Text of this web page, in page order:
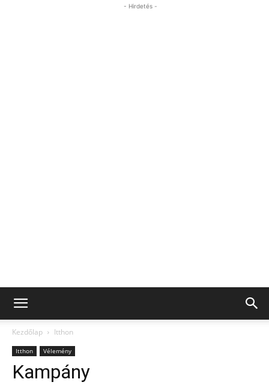
- Hirdetés -
Kezdőlap Itthon
Itthon Vélemény
Kampány